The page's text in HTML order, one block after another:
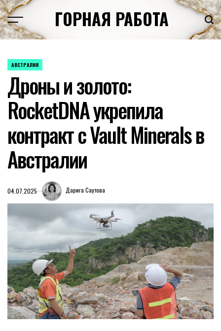
Перейти
к
содержимому
ГОРНАЯ РАБОТА
ОПУБЛИКОВАНО
АВСТРАЛИЯ
Дроны и золото:
RocketDNA укрепила
контракт с Vault Minerals в
Австралии
04.07.2025 Дарига Саутова